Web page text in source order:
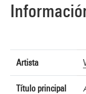
Artista
Título principal